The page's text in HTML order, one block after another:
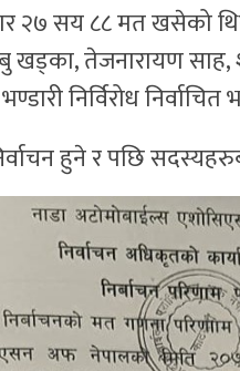
२७ सय ८८ मत खसेको
खड्का, तेजनारायण
निर्विरोध
हुने र पछि